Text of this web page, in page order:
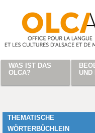
THEMATISCHE
WÖRTERBÜCHLEIN
WAS IST DAS
OLCA?
UND